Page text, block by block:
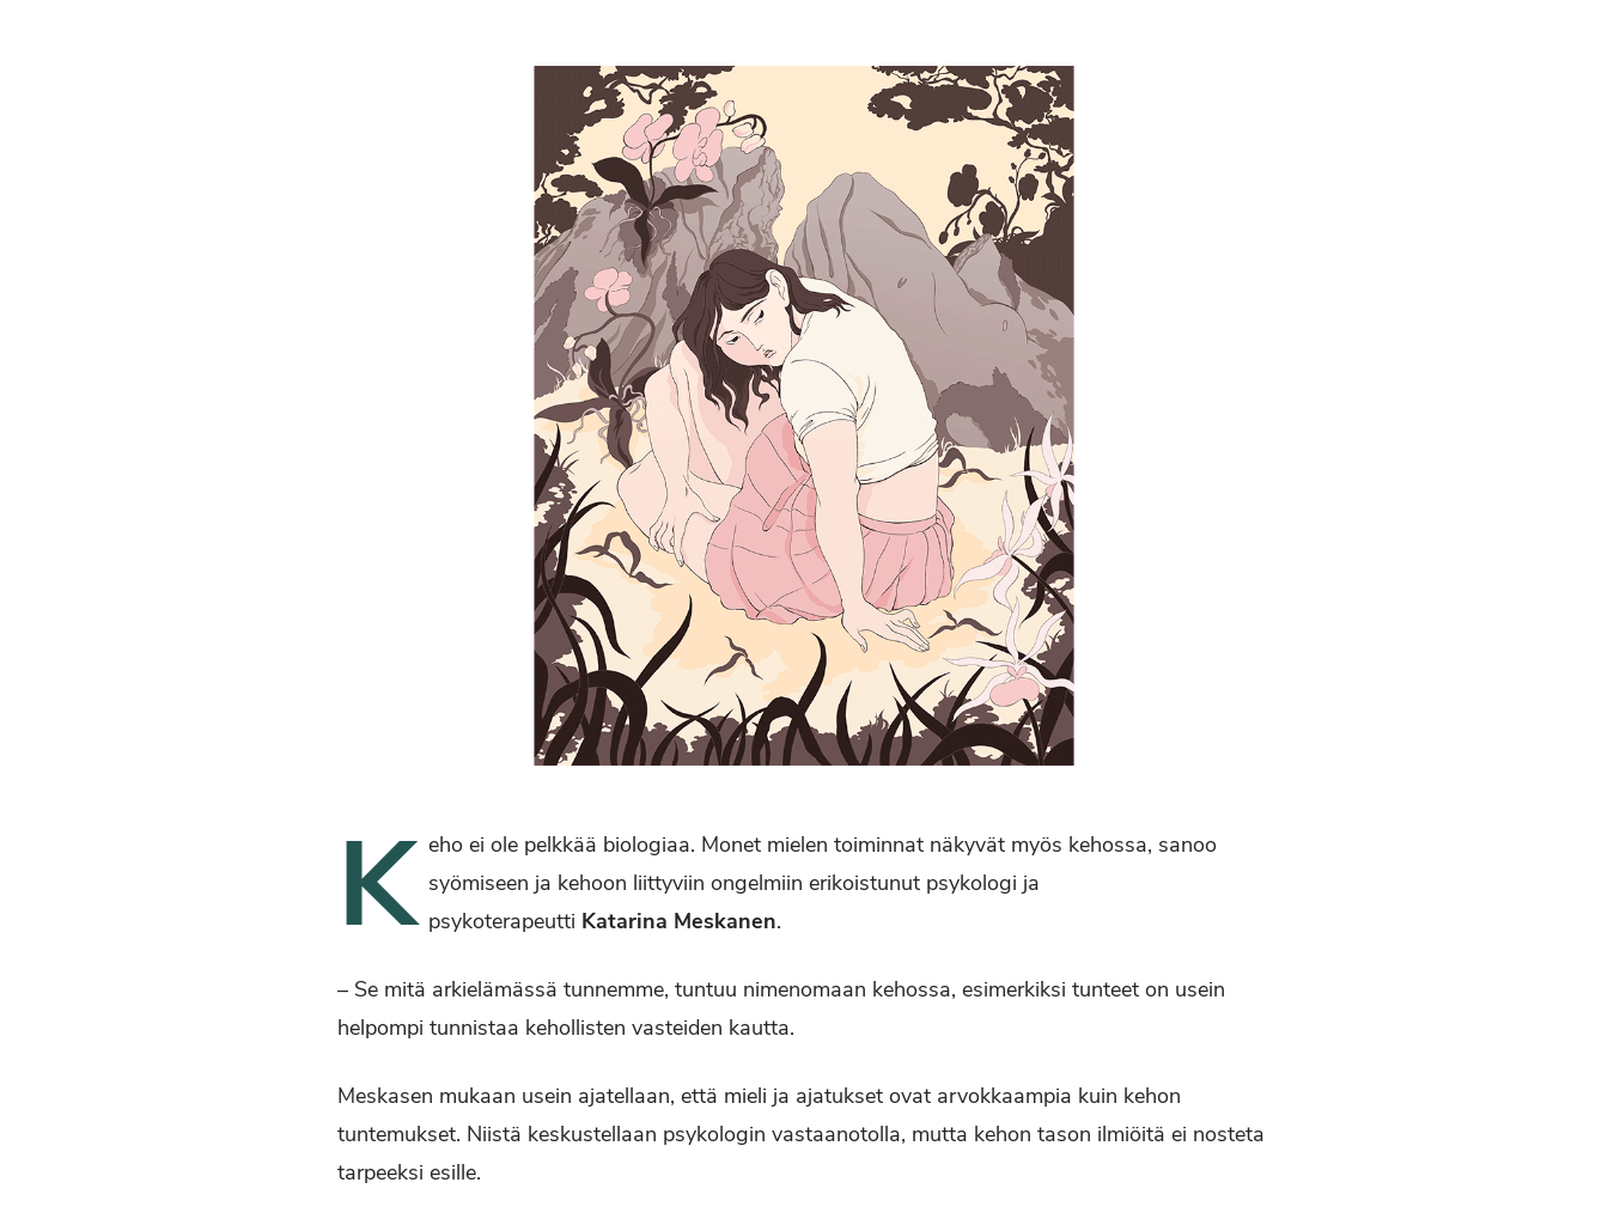
K eho ei ole pelkkää biologiaa. Monet mielen toiminnat näkyvät myös kehossa, sanoo
syömiseen ja kehoon liittyviin ongelmiin erikoistunut psykologi ja
psykoterapeutti Katarina Meskanen.
– Se mitä arkielämässä tunnemme, tuntuu nimenomaan kehossa, esimerkiksi tunteet on usein
helpompi tunnistaa kehollisten vasteiden kautta.
Meskasen mukaan usein ajatellaan, että mieli ja ajatukset ovat arvokkaampia kuin kehon
tuntemukset. Niistä keskustellaan psykologin vastaanotolla, mutta kehon tason ilmiöitä ei nosteta
tarpeeksi esille.